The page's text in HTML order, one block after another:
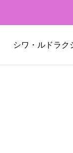
シワ・ルドラク